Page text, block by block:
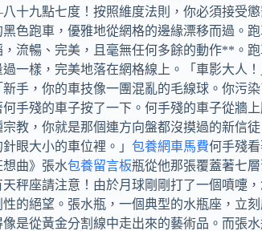
九點七度！按照維度法則，你必須接受
色跑車，優雅地從網格的邊緣漂移而過。
流暢、完美，且毫無任何多餘的動作**。
一樣，完美地落在網格線上。「車影大人
手，你的車技像一團混亂的毛線球。你
手殘的車子按了一下。何手殘的車子從
教，你就是那個連方向盤都沒摸過的新信
眼大小的車位裡。」 包養網車馬費何手殘
曲》張水包養留言板瓶從他那張覆蓋著七
秤座請注意！由於月球剛剛打了一個噴嚏
的絕望。張水瓶，一個典型的水瓶座，立
是從黃金分割線中走出來的藝術品。而張